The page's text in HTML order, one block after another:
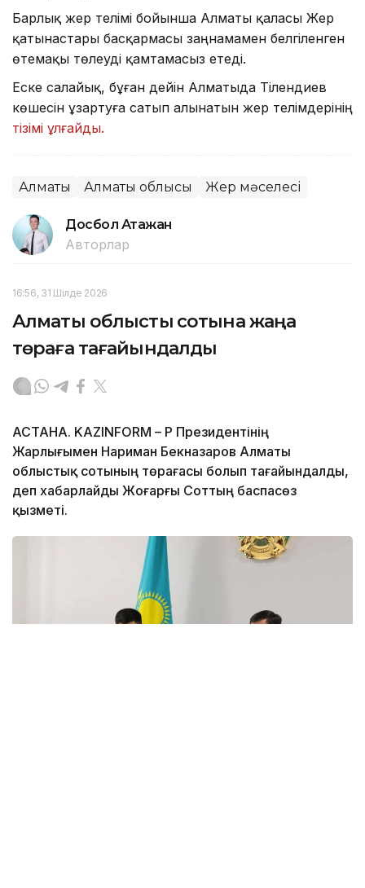
Барлық жер телімі бойынша Алматы қаласы Жер
қатынастары басқармасы заңнамамен белгіленген
өтемақы төлеуді қамтамасыз етеді.
Еске салайық, бұған дейін Алматыда Тілендиев
көшесін ұзартуға сатып алынатын жер телімдерінің
тізімі ұлғайды.
Алматы Алматы облысы Жер мәселесі
Досбол Атажан
Авторлар
16:56, 31 Шілде 2026
Алматы облыстық сотына жаңа
төраға тағайындалды
АСТАНА. KAZINFORM – ҚР Президентінің
Жарлығымен Нариман Бекназаров Алматы
облыстық сотының төрағасы болып тағайындалды,
деп хабарлайды Жоғарғы Соттың баспасөз
қызметі.